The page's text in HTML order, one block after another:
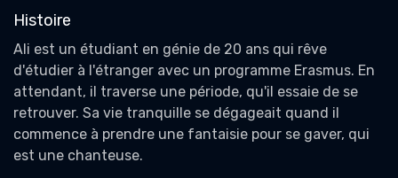
Histoire
Ali est un étudiant en génie de 20 ans qui rêve
d'étudier à l'étranger avec un programme Erasmus. En
attendant, il traverse une période, qu'il essaie de se
retrouver. Sa vie tranquille se dégageait quand il
commence à prendre une fantaisie pour se gaver, qui
est une chanteuse.